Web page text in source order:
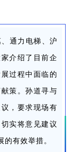
通力电梯、沪
介绍了目前企
过程中面临的
策。孙道寻与
，要求现场有
实将意见建议
有效举措。